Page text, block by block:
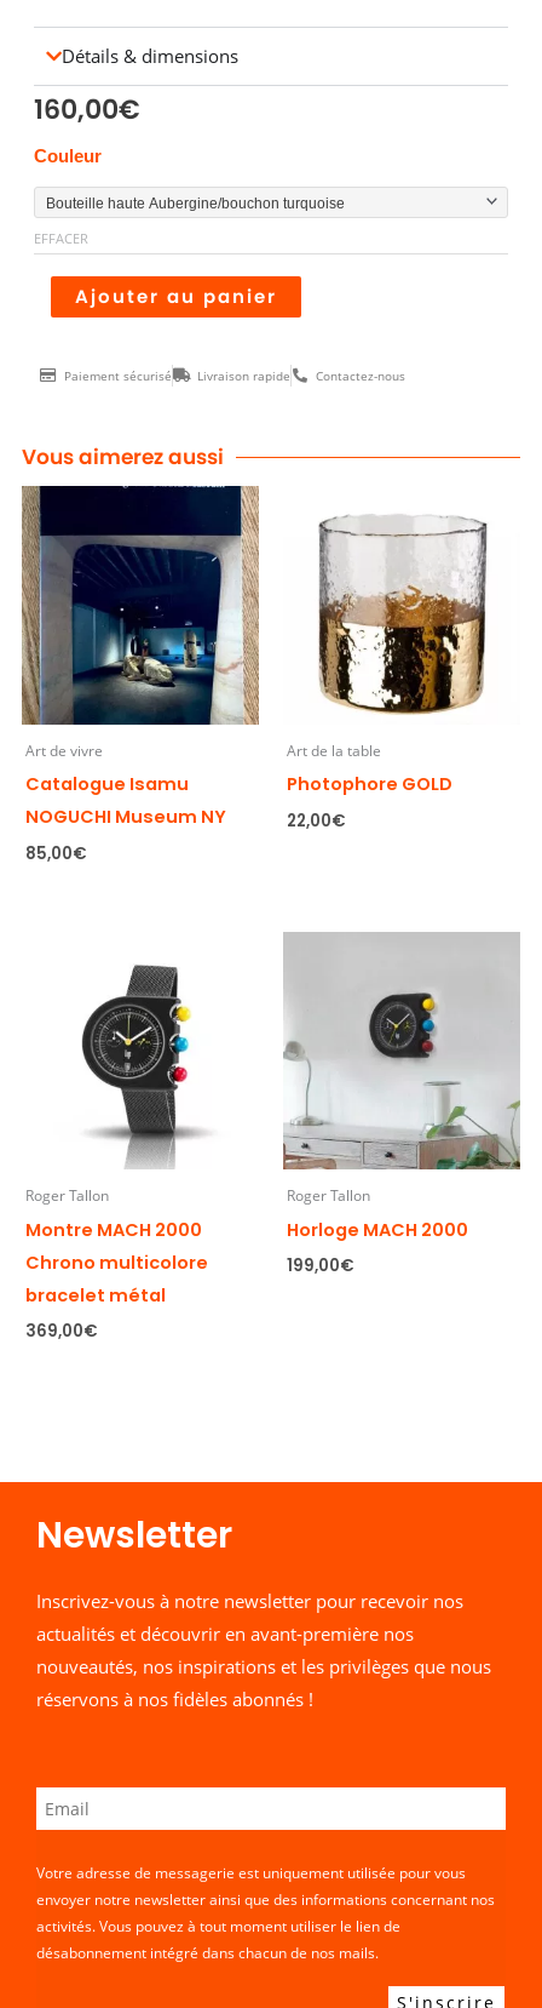
Détails & dimensions
160,00€
Couleur
EFFACER
quantité
de
Bouteilles
COSMOS
XXL
Ajouter au panier
Paiement sécurisé Livraison rapide Contactez-nous
Vous aimerez aussi
Art de vivre
Catalogue Isamu
NOGUCHI Museum NY
85,00€
Art de la table
Photophore GOLD
22,00€
Roger Tallon
Montre MACH 2000
Chrono multicolore
bracelet métal
369,00€
Roger Tallon
Horloge MACH 2000
199,00€
Newsletter​
Inscrivez-vous à notre newsletter pour recevoir nos
actualités et découvrir en avant-première nos
nouveautés, nos inspirations et les privilèges que nous
réservons à nos fidèles abonnés !
Votre adresse de messagerie est uniquement utilisée pour vous
envoyer notre newsletter ainsi que des informations concernant nos
activités. Vous pouvez à tout moment utiliser le lien de
désabonnement intégré dans chacun de nos mails.